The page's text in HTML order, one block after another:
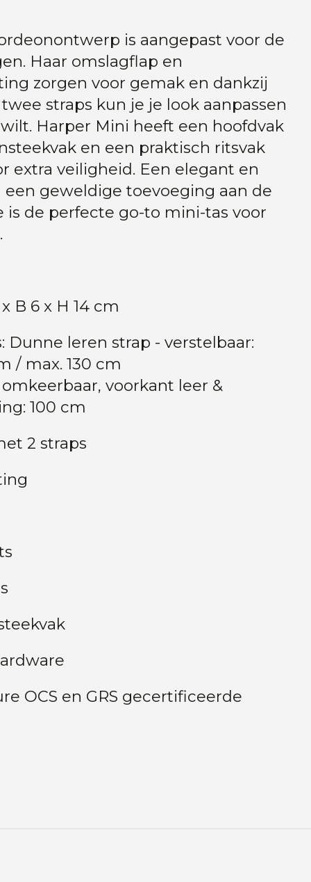
is aangepast voor de
Haar omslagflap en
zorgen voor gemak en dankzij
straps kun je je look aanpassen
Harper Mini heeft een hoofdvak
en een praktisch ritsvak
extra veiligheid. Een elegant en
geweldige toevoeging aan de
is de perfecte go-to mini-tas voor
B 6 x H 14 cm
Dunne leren strap - verstelbaar:
/ max. 130 cm
voorkant leer &
100 cm
2 straps
OCS en GRS gecertificeerde